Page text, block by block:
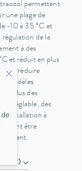
permettent
une plage de
-10 à 35 °C et
de la
à des
et réduit en plus
de réduire
modèles
en plus des
réglable, des
installation à
être
client.
(HAR)